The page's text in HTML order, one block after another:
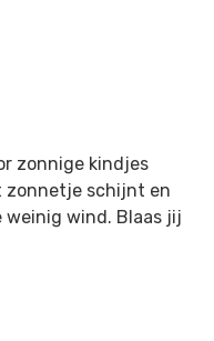
zonnige kindjes
zonnetje schijnt en
weinig wind. Blaas jij